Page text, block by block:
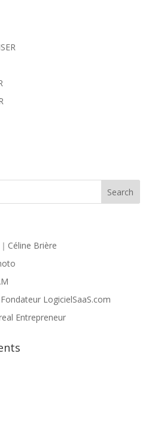
Céline Brière
LogicielSaaS.com
Entrepreneur